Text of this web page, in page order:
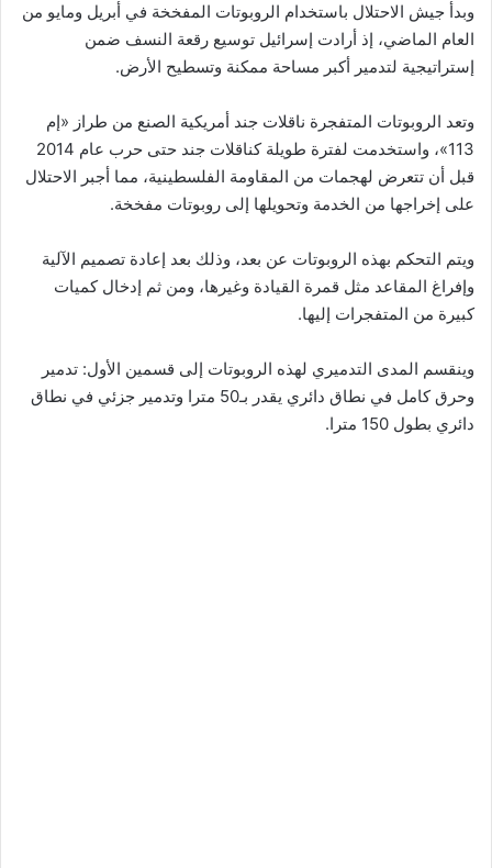
وبدأ جيش الاحتلال باستخدام الروبوتات المفخخة في أبريل ومايو من
العام الماضي، إذ أرادت إسرائيل توسيع رقعة النسف ضمن
إستراتيجية لتدمير أكبر مساحة ممكنة وتسطيح الأرض.
وتعد الروبوتات المتفجرة ناقلات جند أمريكية الصنع من طراز «إم
113»، واستخدمت لفترة طويلة كناقلات جند حتى حرب عام 2014
قبل أن تتعرض لهجمات من المقاومة الفلسطينية، مما أجبر الاحتلال
على إخراجها من الخدمة وتحويلها إلى روبوتات مفخخة.
ويتم التحكم بهذه الروبوتات عن بعد، وذلك بعد إعادة تصميم الآلية
وإفراغ المقاعد مثل قمرة القيادة وغيرها، ومن ثم إدخال كميات
كبيرة من المتفجرات إليها.
وينقسم المدى التدميري لهذه الروبوتات إلى قسمين الأول: تدمير
وحرق كامل في نطاق دائري يقدر بـ50 مترا وتدمير جزئي في نطاق
دائري بطول 150 مترا.